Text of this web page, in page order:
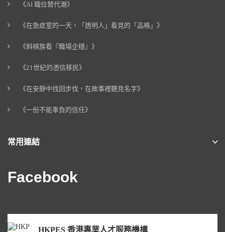
《AI 職位替代潮》
《在急症室的一天，「透明人」看見的「品格」》
《斜槓族看『職場企穩』》
《21世紀的憑信移民》
《在安靜中找回步伐，在故事裡聽見名字》
《一份不能辜負的信任》
常用連結
Facebook
HKPES 香港專業人才服務機構